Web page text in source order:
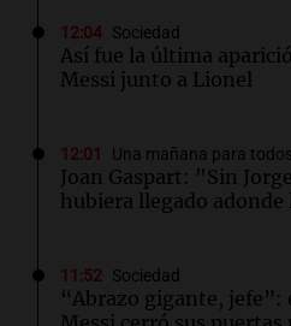
12:04 Sociedad
Así fue la última
Messi junto a Lionel
12:01 Una mañana para todos
Joan Gaspart: "Sin
hubiera llegado
11:52 Sociedad
“Abrazo gigante, jefe”: